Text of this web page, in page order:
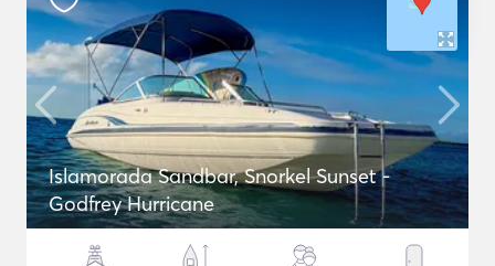
Islamorada Sandbar, Snorkel Sunset -
Godfrey Hurricane